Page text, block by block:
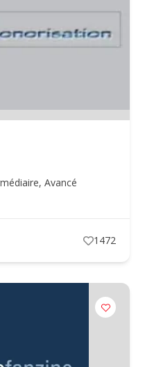
Avancé
1472